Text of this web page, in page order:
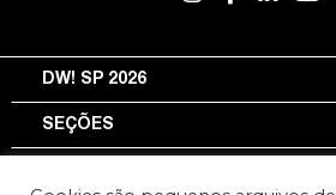
DW! SP 2026
SEÇÕES